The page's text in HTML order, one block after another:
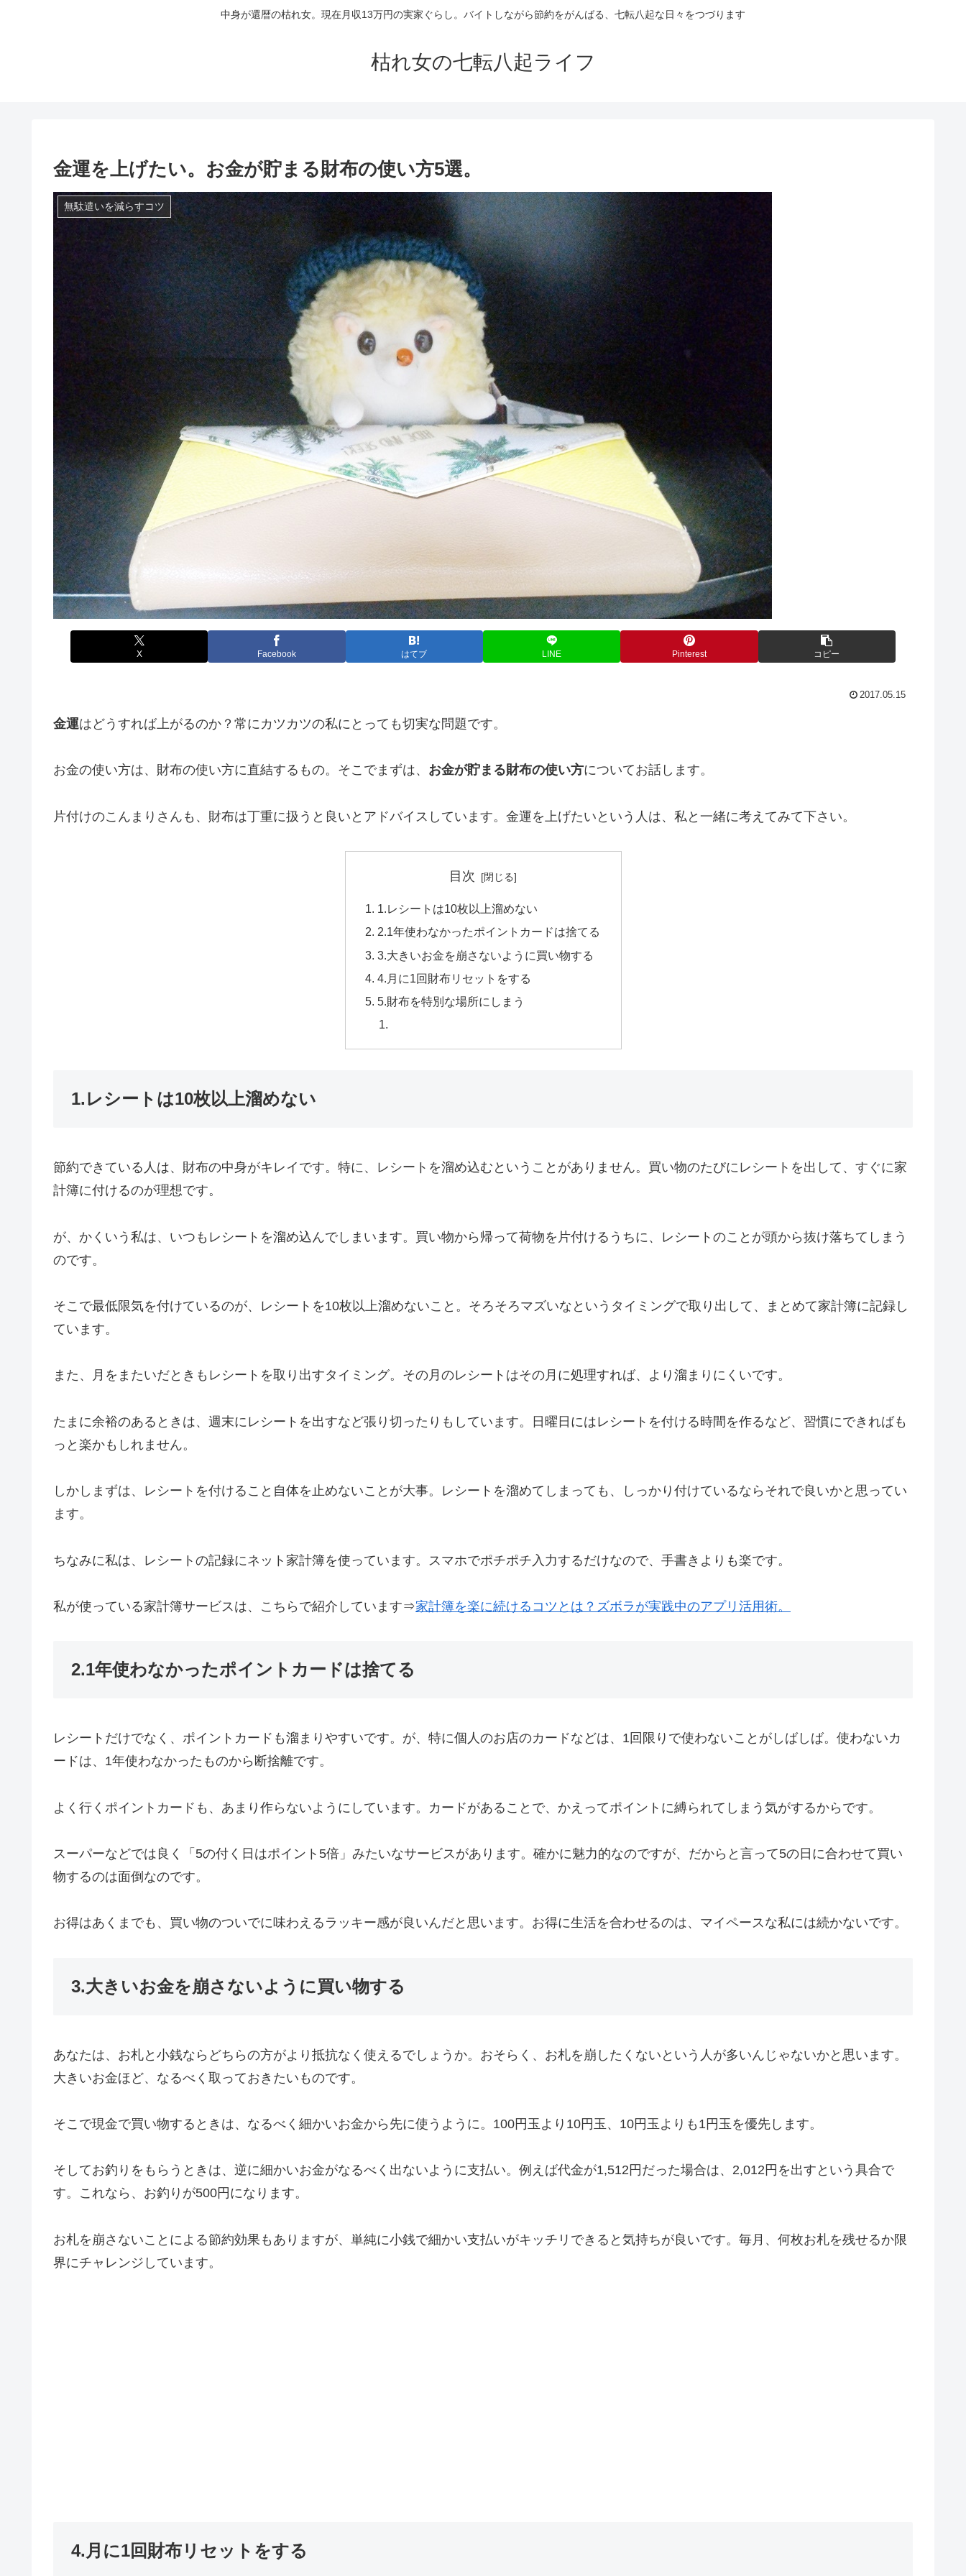
中身が還暦の枯れ女。現在月収13万円の実家ぐらし。バイトしながら節約をがんばる、七転八起な日々をつづります
枯れ女の七転八起ライフ
金運を上げたい。お金が貯まる財布の使い方5選。
無駄遣いを減らすコツ
X Facebook はてブ LINE Pinterest コピー
2017.05.15
金運はどうすれば上がるのか？常にカツカツの私にとっても切実な問題です。
お金の使い方は、財布の使い方に直結するもの。そこでまずは、 お金が貯まる財布の使い方についてお話します。
片付けのこんまりさんも、財布は丁重に扱うと良いとアドバイスしています。金運を上げたいという人は、私と一緒に考えてみて下さい。
目次
1.レシートは10枚以上溜めない
2.1年使わなかったポイントカードは捨てる
3.大きいお金を崩さないように買い物する
4.月に1回財布リセットをする
5.財布を特別な場所にしまう
1.レシートは10枚以上溜めない
節約できている人は、財布の中身がキレイです。特に、レシートを溜め込むということがありません。買い物のたびにレシートを出して、すぐに家
計簿に付けるのが理想です。
が、かくいう私は、いつもレシートを溜め込んでしまいます。買い物から帰って荷物を片付けるうちに、レシートのことが頭から抜け落ちてしまう
のです。
そこで最低限気を付けているのが、レシートを10枚以上溜めないこと。そろそろマズいなというタイミングで取り出して、まとめて家計簿に記録し
ています。
また、月をまたいだときもレシートを取り出すタイミング。その月のレシートはその月に処理すれば、より溜まりにくいです。
たまに余裕のあるときは、週末にレシートを出すなど張り切ったりもしています。日曜日にはレシートを付ける時間を作るなど、習慣にできればも
っと楽かもしれません。
しかしまずは、レシートを付けること自体を止めないことが大事。レシートを溜めてしまっても、しっかり付けているならそれで良いかと思ってい
ます。
ちなみに私は、レシートの記録にネット家計簿を使っています。スマホでポチポチ入力するだけなので、手書きよりも楽です。
私が使っている家計簿サービスは、こちらで紹介しています⇒家計簿を楽に続けるコツとは？ズボラが実践中のアプリ活用術。
2.1年使わなかったポイントカードは捨てる
レシートだけでなく、ポイントカードも溜まりやすいです。が、特に個人のお店のカードなどは、1回限りで使わないことがしばしば。使わないカ
ードは、1年使わなかったものから断捨離です。
よく行くポイントカードも、あまり作らないようにしています。カードがあることで、かえってポイントに縛られてしまう気がするからです。
スーパーなどでは良く「5の付く日はポイント5倍」みたいなサービスがあります。確かに魅力的なのですが、だからと言って5の日に合わせて買い
物するのは面倒なのです。
お得はあくまでも、買い物のついでに味わえるラッキー感が良いんだと思います。お得に生活を合わせるのは、マイペースな私には続かないです。
3.大きいお金を崩さないように買い物する
あなたは、お札と小銭ならどちらの方がより抵抗なく使えるでしょうか。おそらく、お札を崩したくないという人が多いんじゃないかと思います。
大きいお金ほど、なるべく取っておきたいものです。
そこで現金で買い物するときは、なるべく細かいお金から先に使うように。100円玉より10円玉、10円玉よりも1円玉を優先します。
そしてお釣りをもらうときは、逆に細かいお金がなるべく出ないように支払い。例えば代金が1,512円だった場合は、2,012円を出すという具合で
す。これなら、お釣りが500円になります。
お札を崩さないことによる節約効果もありますが、単純に小銭で細かい支払いがキッチリできると気持ちが良いです。毎月、何枚お札を残せるか限
界にチャレンジしています。
4.月に1回財布リセットをする